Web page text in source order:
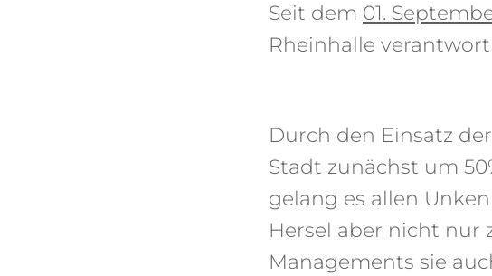
Seit dem 01.
Rheinhalle
Durch den Einsatz
Stadt zunächst um
gelang es allen
Hersel aber nicht nur
Managements sie